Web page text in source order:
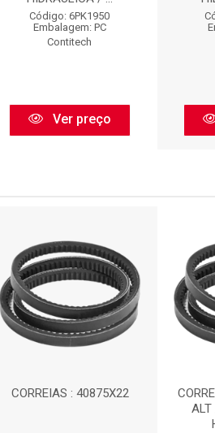
Código: 6PK1950
Embalagem: PC
Contitech
Ver preço
CORREIAS : 40875X22
ALT